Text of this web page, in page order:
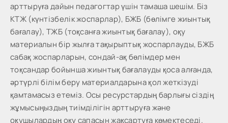
арттыруға дайын педагогтар үшін тамаша шешім. Біз
КТЖ (күнтізбелік жоспарлар), БЖБ (бөлімге жиынтық
бағалау), ТЖБ (тоқсанға жиынтық бағалау), оқу
материалын бір жылға тақырыптық жоспарлауды, БЖБ
сабақ жоспарларын, сондай-ақ бөлімдер мен
тоқсандар бойынша жиынтық бағалауды қоса алғанда,
әртүрлі білім беру материалдарына қол жеткізуді
қамтамасыз етеміз. Осы ресурстардың барлығы сіздің
жұмысыңыздың тиімділігін арттыруға және
оқушылардың оқу сапасын жақсартуға көмектеседі.